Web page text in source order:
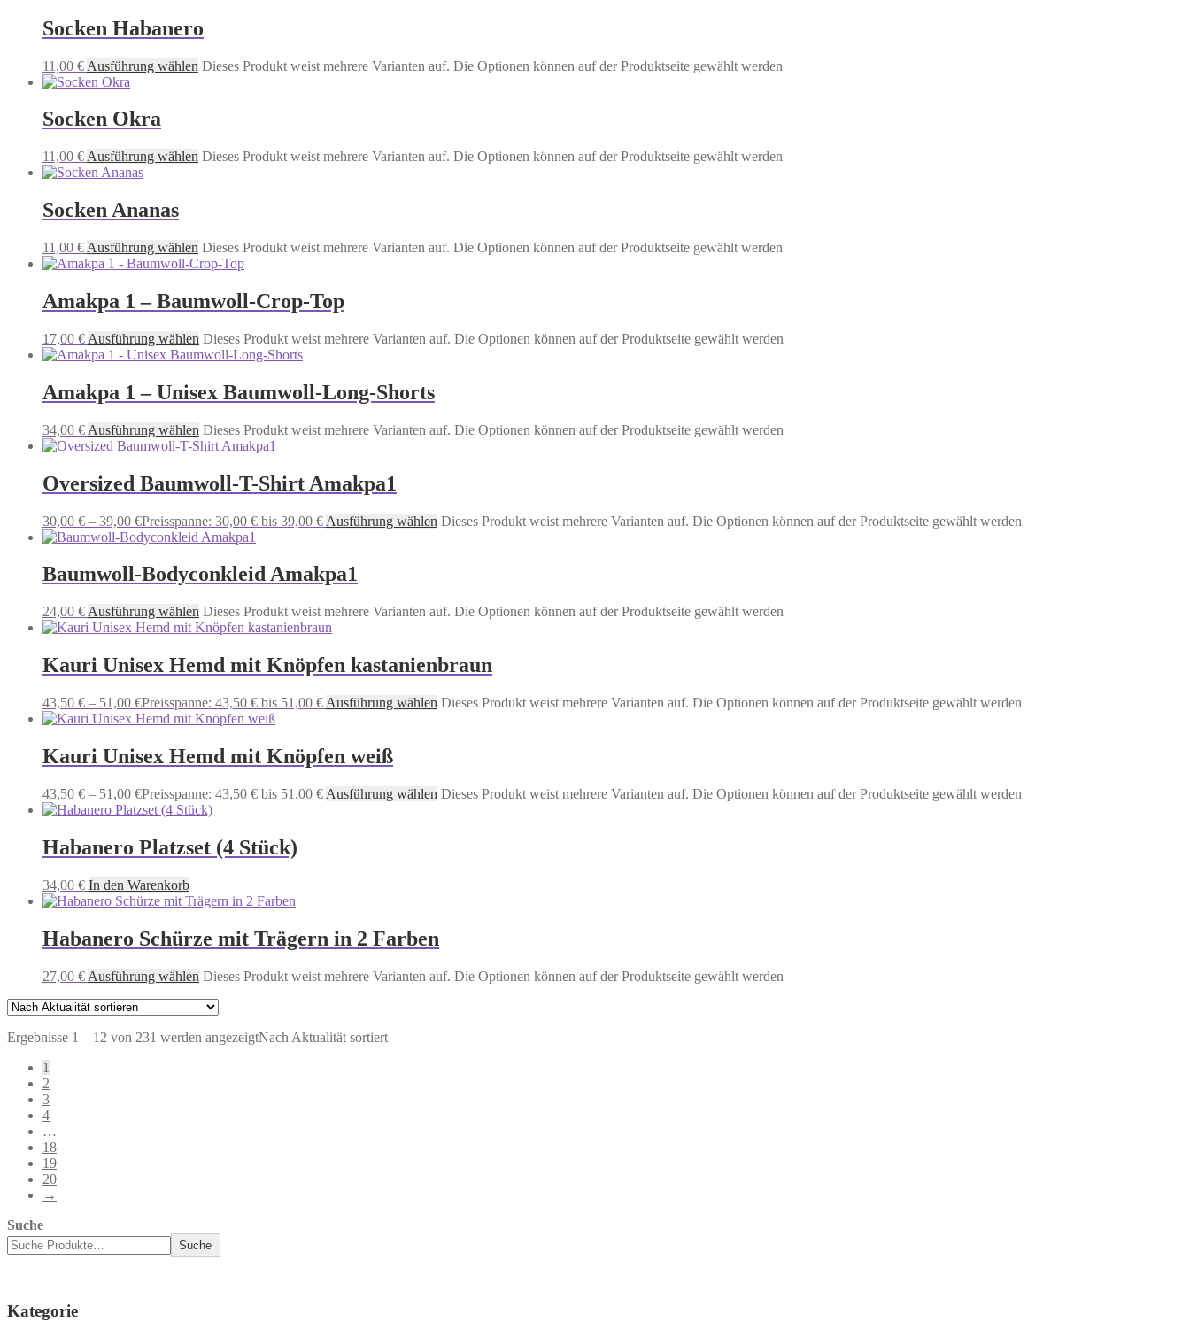
Socken Habanero
11,00 € Ausführung wählen Dieses Produkt weist mehrere Varianten auf. Die Optionen können auf der Produktseite gewählt werden
Socken Okra
11,00 € Ausführung wählen Dieses Produkt weist mehrere Varianten auf. Die Optionen können auf der Produktseite gewählt werden
Socken Ananas
11,00 € Ausführung wählen Dieses Produkt weist mehrere Varianten auf. Die Optionen können auf der Produktseite gewählt werden
Amakpa 1 – Baumwoll-Crop-Top
17,00 € Ausführung wählen Dieses Produkt weist mehrere Varianten auf. Die Optionen können auf der Produktseite gewählt werden
Amakpa 1 – Unisex Baumwoll-Long-Shorts
34,00 € Ausführung wählen Dieses Produkt weist mehrere Varianten auf. Die Optionen können auf der Produktseite gewählt werden
Oversized Baumwoll-T-Shirt Amakpa1
30,00 € – 39,00 €Preisspanne: 30,00 € bis 39,00 € Ausführung wählen Dieses Produkt weist mehrere Varianten auf. Die Optionen können auf der Produktseite gewählt werden
Baumwoll-Bodyconkleid Amakpa1
24,00 € Ausführung wählen Dieses Produkt weist mehrere Varianten auf. Die Optionen können auf der Produktseite gewählt werden
Kauri Unisex Hemd mit Knöpfen kastanienbraun
43,50 € – 51,00 €Preisspanne: 43,50 € bis 51,00 € Ausführung wählen Dieses Produkt weist mehrere Varianten auf. Die Optionen können auf der Produktseite gewählt werden
Kauri Unisex Hemd mit Knöpfen weiß
43,50 € – 51,00 €Preisspanne: 43,50 € bis 51,00 € Ausführung wählen Dieses Produkt weist mehrere Varianten auf. Die Optionen können auf der Produktseite gewählt werden
Habanero Platzset (4 Stück)
34,00 € In den Warenkorb
Habanero Schürze mit Trägern in 2 Farben
27,00 € Ausführung wählen Dieses Produkt weist mehrere Varianten auf. Die Optionen können auf der Produktseite gewählt werden
Ergebnisse 1 – 12 von 231 werden angezeigtNach Aktualität sortiert
1
2
3
4
…
18
19
20
→
Suche
Suche
Kategorie